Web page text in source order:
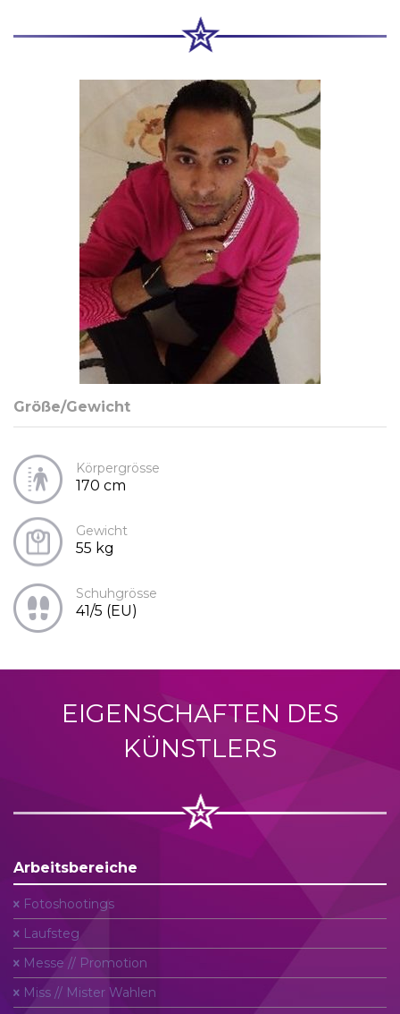
Größe/Gewicht
Körpergrösse
170 cm
Gewicht
55 kg
Schuhgrösse
41/5 (EU)
EIGENSCHAFTEN DES
KÜNSTLERS
Arbeitsbereiche
Fotoshootings
Laufsteg
Messe // Promotion
Miss // Mister Wahlen